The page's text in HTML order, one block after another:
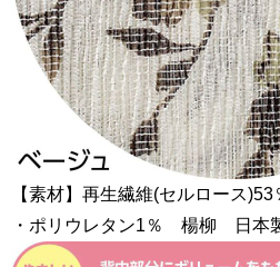
【素材】再生繊維(セルロース
・ポリウレタン1％ 楊柳 日本